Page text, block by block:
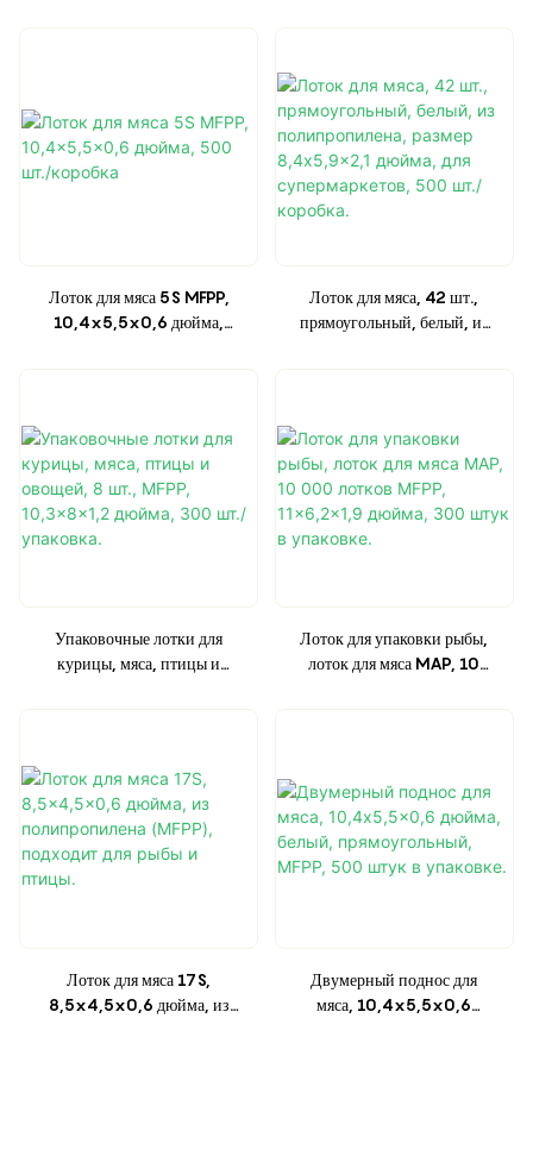
Лоток для мяса 5S MFPP,
10,4x5,5x0,6 дюйма,
Лоток для мяса, 42 шт.,
прямоугольный, белый, из
Упаковочные лотки для
курицы, мяса, птицы и
Лоток для упаковки рыбы,
лоток для мяса MAP, 10
Лоток для мяса 17S,
8,5x4,5x0,6 дюйма, из
Двумерный поднос для
мяса, 10,4x5,5x0,6